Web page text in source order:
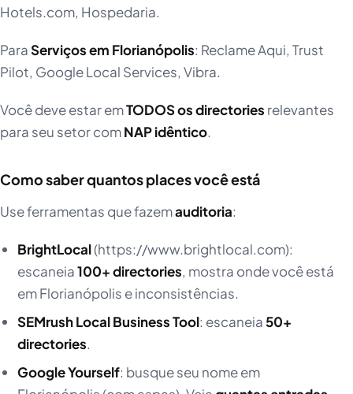
Hotels.com, Hospedaria.
ParaServiços em Florianópolis: Reclame Aqui, Trust
Pilot, Google Local Services, Vibra.
Você deve estar emTODOS os directories relevantes
para seu setor comNAP idêntico.
Como saber quantos places você está
Use ferramentas que fazemauditoria:
BrightLocal(https://www.brightlocal.com):
escaneia100+ directories, mostra onde você está
em Florianópolis e inconsistências.
SEMrush Local Business Tool: escaneia50+
directories.
Google Yourself: busque seu nome em